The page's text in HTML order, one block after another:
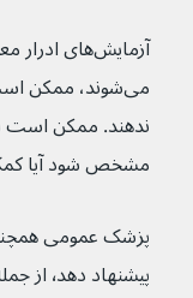
ندهند. ممکن است
مشخص شود آیا کمک
پیشنهاد دهد٬ از جمله: